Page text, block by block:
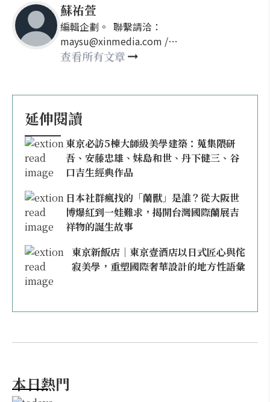
蘇祐萱
編輯企劃。 聯繫請洽：
maysu@xinmedia.com /
may860527@gmail.com
查看所有文章
延伸閱讀
東京必訪5棟大師級美學建築：蒐集隈研
吾、安藤忠雄、妹島和世、丹下健三、谷
口吉生經典作品
日本社群瘋找的「蘭獸」是誰？從大阪世
博爆紅到一娃難求，揭開台灣國際蘭展吉
祥物的誕生故事
東京新飯店｜東京壹酒店以日式匠心與侘
寂美學，重塑國際奢華設計的地方性語彙
本日熱門